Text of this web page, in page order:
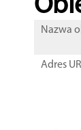
Nazwa
Adres